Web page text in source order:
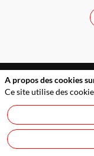
A propos des cookies
Ce site utilise des